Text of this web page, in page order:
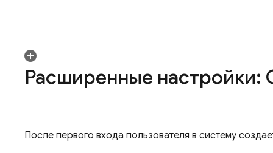
Расширенные настройки:
После первого входа пользователя в систему